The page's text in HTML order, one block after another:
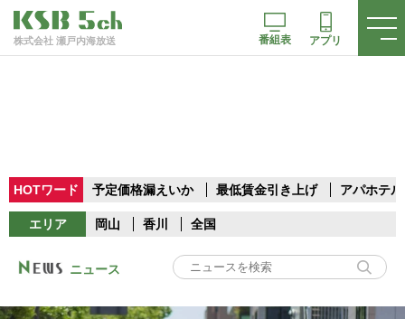
株式会社 瀬戸内海放送 番組表 アプリ
HOTワード 予定価格漏えいか 最低賃金引き上げ アパホテル
エリア 岡山 香川 全国
ニュース